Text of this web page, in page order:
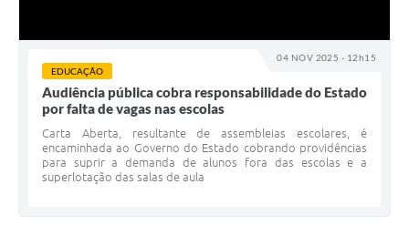
04 NOV 2025 - 12h15
EDUCAÇÃO
Audiência pública cobra responsabilidade do Estado
por falta de vagas nas escolas
Carta Aberta, resultante de assembleias escolares, é
encaminhada ao Governo do Estado cobrando providências
para suprir a demanda de alunos fora das escolas e a
superlotação das salas de aula